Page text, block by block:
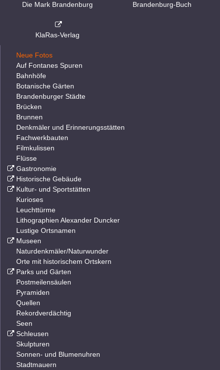
Die Mark Brandenburg Brandenburg-Buch
KlaRas-Verlag
Neue Fotos
Auf Fontanes Spuren
Bahnhöfe
Botanische Gärten
Brandenburger Städte
Brücken
Brunnen
Denkmäler und Erinnerungsstätten
Fachwerkbauten
Filmkulissen
Flüsse
Gastronomie
Historische Gebäude
Kultur- und Sportstätten
Kurioses
Leuchttürme
Lithographien Alexander Duncker
Lustige Ortsnamen
Museen
Naturdenkmäler/Naturwunder
Orte mit historischem Ortskern
Parks und Gärten
Postmeilensäulen
Pyramiden
Quellen
Rekordverdächtig
Seen
Schleusen
Skulpturen
Sonnen- und Blumenuhren
Stadtmauern